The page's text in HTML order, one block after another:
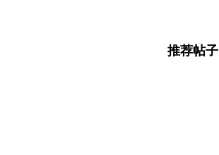
推荐帖子